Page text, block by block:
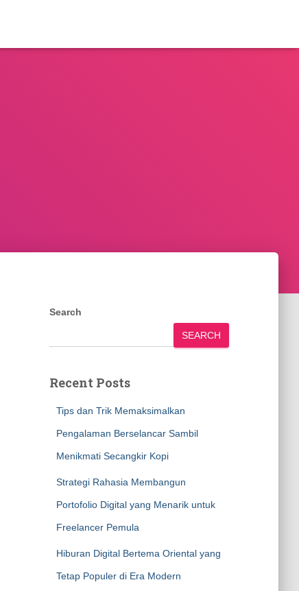
Search
SEARCH
Recent Posts
Tips dan Trik Memaksimalkan
Pengalaman Berselancar Sambil
Menikmati Secangkir Kopi
Strategi Rahasia Membangun
Portofolio Digital yang Menarik untuk
Freelancer Pemula
Hiburan Digital Bertema Oriental yang
Tetap Populer di Era Modern